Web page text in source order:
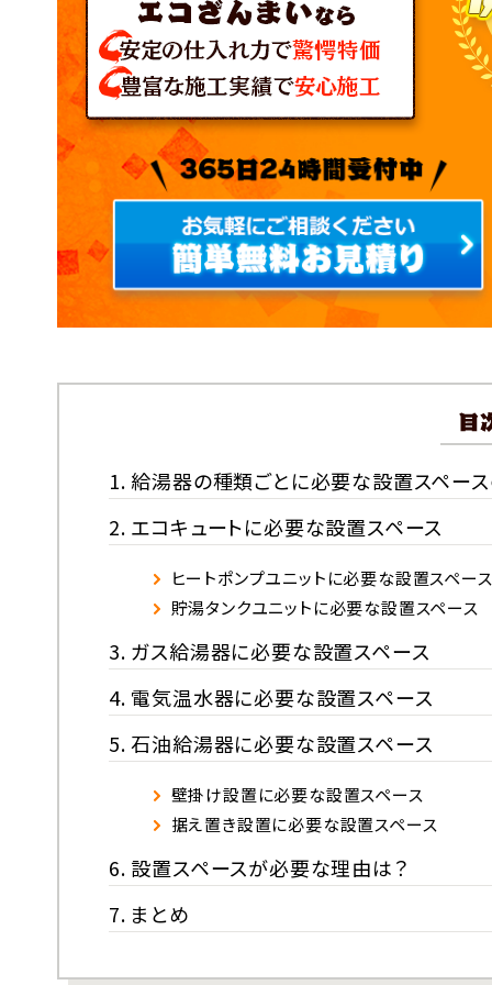
給湯器の種類ごとに必要な設置スペー
エコキュートに必要な設置スペース
ヒートポンプユニットに必要な設置スペース
貯湯タンクユニットに必要な設置スペース
ガス給湯器に必要な設置スペース
電気温水器に必要な設置スペース
石油給湯器に必要な設置スペース
壁掛け設置に必要な設置スペース
据え置き設置に必要な設置スペース
設置スペースが必要な理由は？
まとめ